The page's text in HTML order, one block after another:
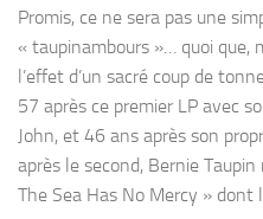
Promis, ce ne sera pas une
« taupinambours »… quoi que,
l’effet d’un sacré coup de
57 après ce premier LP avec
John, et 46 ans après son
après le second, Bernie
The Sea Has No Mercy » dont